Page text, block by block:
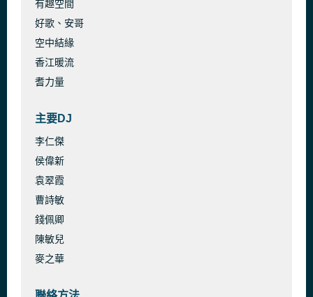
有趣空間
好歌、安哥
空中結緣
香江暖流
耆力量
主要DJ
李仁傑
侯偉新
袁翠霞
曹詩敏
錢佩卿
陳敏兒
麥之華